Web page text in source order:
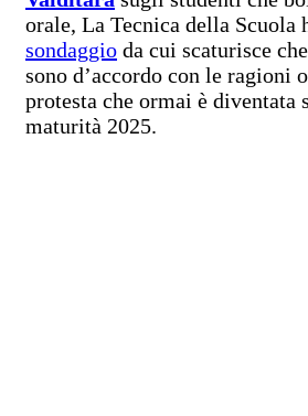
orale, La Tecnica della Scuola
sondaggio da cui scaturisce
sono d’accordo con le ragioni
protesta che ormai è diventata
maturità 2025.